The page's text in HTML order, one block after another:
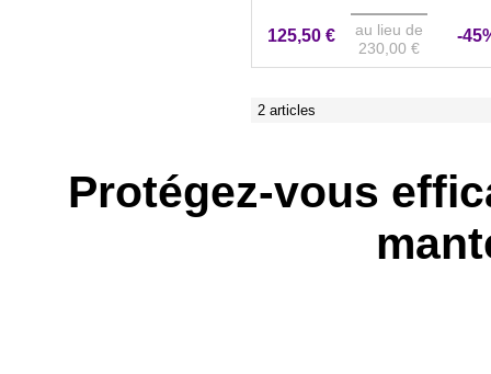
125,50 €
au lieu de
230,00 €
-
2 articles
Protégez-vous